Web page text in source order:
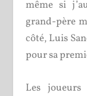
même si
grand-père
côté, Luis
pour sa
Les